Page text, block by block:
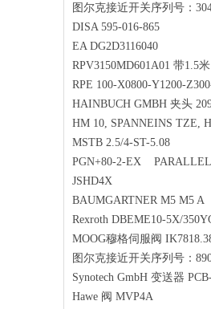
图尔克接近开关序列号：
DISA 595-016-865
EA DG2D3116040
RPV3150MD601A01 带
RPE 100-X0800-Y1200-
HAINBUCH GMBH 夹头
HM 10, SPANNEINS
MSTB 2.5/4-ST-5.08
PGN+80-2-EX
JSHD4X
BAUMGARTNER M5 M5
Rexroth DBEME10-5X/
MOOG穆格伺服阀
图尔克接近开关序列号：
Synotech GmbH 变送器
Hawe 阀 MVP4A